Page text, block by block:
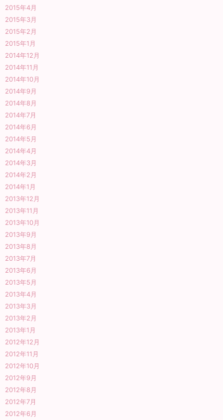
2015年4月
2015年3月
2015年2月
2015年1月
2014年12月
2014年11月
2014年10月
2014年9月
2014年8月
2014年7月
2014年6月
2014年5月
2014年4月
2014年3月
2014年2月
2014年1月
2013年12月
2013年11月
2013年10月
2013年9月
2013年8月
2013年7月
2013年6月
2013年5月
2013年4月
2013年3月
2013年2月
2013年1月
2012年12月
2012年11月
2012年10月
2012年9月
2012年8月
2012年7月
2012年6月